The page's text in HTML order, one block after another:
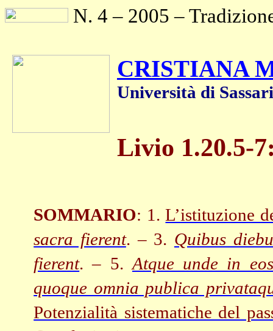
N. 4 – 2005 –
CRISTIANA
Università di Sassari
Livio 1.20.5-
SOMMARIO: 1.L’istituzione
sacra fierent.– 3. Quibus
fierent.– 5. Atque unde in
quoque omnia publica
Potenzialità sistematiche del